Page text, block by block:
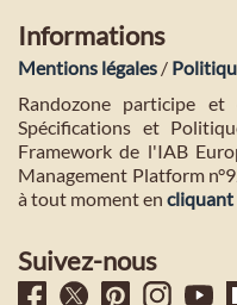
Informations
Mentions légales /
Randozone participe
Spécifications et
Framework de l'IAB
Management Platform
à tout moment en cliquant
Suivez-nous